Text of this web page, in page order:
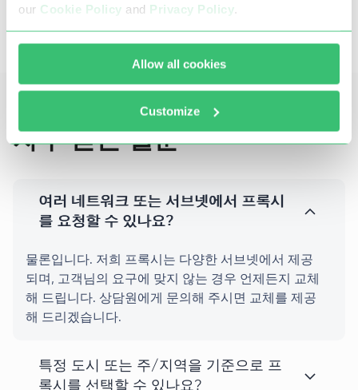
our Cookie Policy and Privacy Policy
Allow all cookies
Customize
성 및 속도를 보장합니다.
자주 묻는 질문
여러 네트워크 또는 서브넷에서 프록시
를 요청할 수 있나요?
물론입니다. 저희 프록시는 다양한 서브넷에서 제공
되며, 고객님의 요구에 맞지 않는 경우 언제든지 교체
해 드립니다. 상담원에게 문의해 주시면 교체를 제공
해 드리겠습니다.
특정 도시 또는 주/지역을 기준으로 프
록시를 선택할 수 있나요?